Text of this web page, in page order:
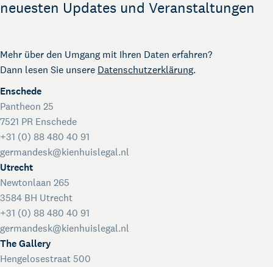
neuesten Updates und Veranstaltungen
Mehr über den Umgang mit Ihren Daten erfahren?
Dann lesen Sie unsere Datenschutzerklärung.
Enschede
Pantheon 25
7521 PR Enschede
+31 (0) 88 480 40 91
germandesk@kienhuislegal.nl
Utrecht
Newtonlaan 265
3584 BH Utrecht
+31 (0) 88 480 40 91
germandesk@kienhuislegal.nl
The Gallery
Hengelosestraat 500